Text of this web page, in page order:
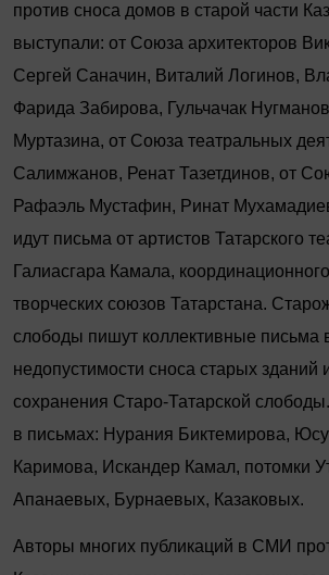
против сноса домов в старой части
выступали: от Союза архитекторов
Сергей Саначин, Виталий Логинов,
Фарида Забирова, Гульчачак
Муртазина, от Союза театральных
Салимжанов, Ренат Тазетдинов, от
Рафаэль Мустафин, Ринат
идут письма от артистов Татарского
Галиасгара Камала,
творческих союзов Татарстана.
слободы пишут коллективные письма
недопустимости сноса старых зданий
сохранения Старо-Татарской
в письмах: Нурания Биктемирова,
Каримова, Искандер Камал, потомки
Апанаевых, Бурнаевых, Казаковых.
Авторы многих публикаций в СМИ